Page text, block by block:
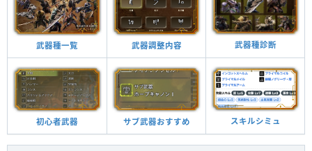
武器種一覧 武器調整内容 武器種診断
初心者武器 サブ武器おすすめ スキルシミュ